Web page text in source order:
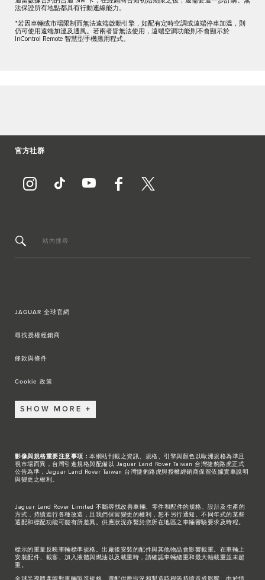
法保證所有地點都具有行動連線能力。
*若因車輛或市場限制而無法遠端啟動引擎，如配有定時空調或遠端停車加溫，則
仍可使用遠端加溫及通風。若兩者皆無法使用，遠端空調功能則不會顯示於
InControl Remote 智慧型手機應用程式。
官方社群
站內搜尋
JAGUAR 全球官網
尋找授權經銷商
條款與條件
Cookie 政策
SHOW MORE
影像與規格重要注意事項： 本網站刊載之資訊、規格、引擎與顏色以歐洲規格為準且
視市場而異，台灣引進規格與配備以 Jaguar Land Rover Taiwan 台灣捷豹路虎正式
公告為準，Jaguar Land Rover Taiwan 台灣捷豹路虎與授權經銷商保留依據實車說明
與變更之權利。
Jaguar Land Rover Limited 不斷尋找改善車輛、零件和配件的規格、設計及生產的
方式，持續進行各種改造，且我們保留變更的權利，恕不另行通知。不同年式的某些
選配和標配功能可能有所差異。供應狀況亦繫於您所在地區之車輛審驗要求及時程。
標示的重量反映車輛標準規格。出廠後安裝的配件與其他物品會影響載重。在車輛上
安裝配件、載客、加入液體與燃油以及載重時，請確認車輛總重和最大軸載重並未超
重。
全球半導體產能對車輛製造規格、選配供應狀況和製造時程等持續造成影響。由於情